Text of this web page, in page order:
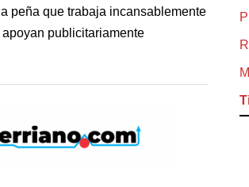
peña que trabaja incansablemente
publicitariamente